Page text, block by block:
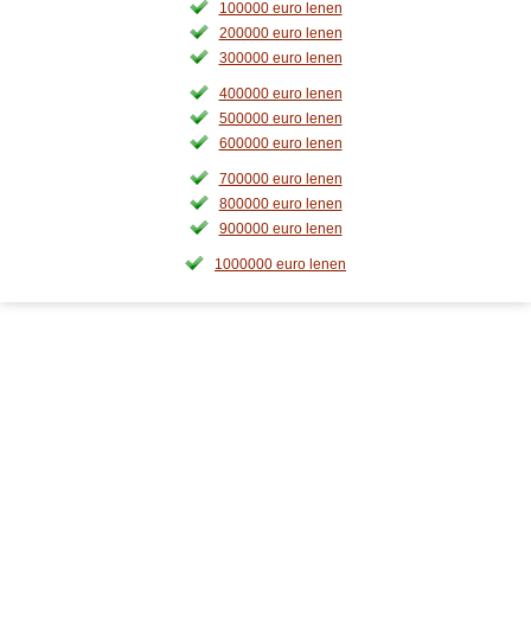
100000 euro lenen
200000 euro lenen
300000 euro lenen
400000 euro lenen
500000 euro lenen
600000 euro lenen
700000 euro lenen
800000 euro lenen
900000 euro lenen
1000000 euro lenen